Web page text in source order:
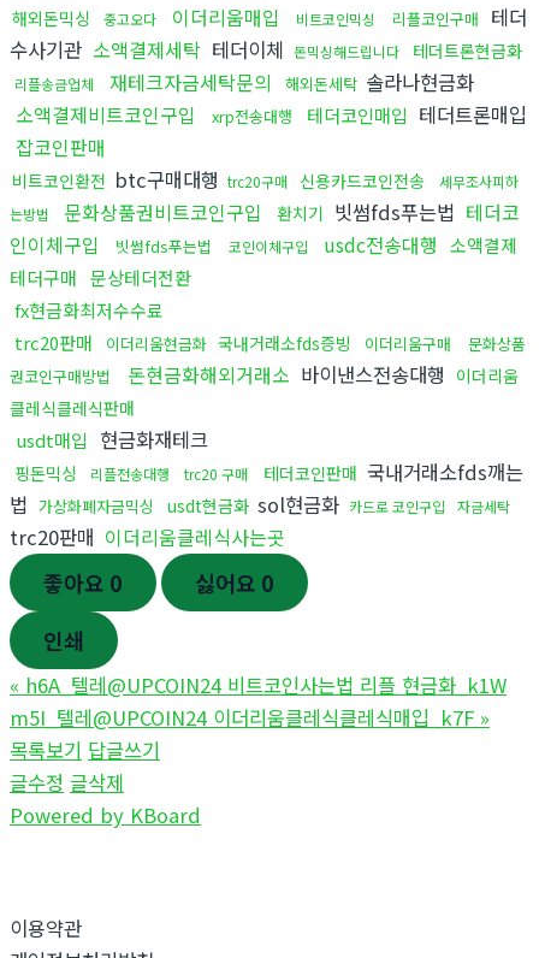
해외돈믹싱 중고오다 이더리움매입 비트코인믹싱 리플코인구매
테더
수사기관 소액결제세탁 테더이체 돈믹싱해드립니다 테더트론현금화
리플송금업체 재테크자금세탁문의 해외돈세탁 솔라나현금화
소액결제비트코인구입
xrp전송대행 테더코인매입 테더트론매입
잡코인판매
비트코인환전 btc구매대행 trc20구매 신용카드코인전송
세무조사피하
는방법
문화상품권비트코인구입 환치기 빗썸fds푸는법 테더코
인이체구입
빗썸fds푸는법 코인이체구입 usdc전송대행 소액결제
테더구매 문상테더전환
fx현금화최저수수료
trc20판매
이더리움현금화 국내거래소fds증빙 이더리움구매
문화상품
권코인구매방법
돈현금화해외거래소 바이낸스전송대행 이더리움
클레식클레식판매
usdt매입 현금화재테크
핑돈믹싱 리플전송대행 trc20 구매 테더코인판매 국내거래소fds깨는
법 가상화폐자금믹싱 usdt현금화 sol현금화 카드로 코인구입 자금세탁
trc20판매 이더리움클레식사는곳
좋아요 0 싫어요 0
인쇄
« h6A_텔레@UPCOIN24 비트코인사는법 리플 현금화_k1W
m5I_텔레@UPCOIN24 이더리움클레식클레식매입_k7F »
목록보기 답글쓰기
글수정 글삭제
Powered by KBoard
이용약관